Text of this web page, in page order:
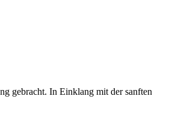
gebracht. In Einklang mit der sanften